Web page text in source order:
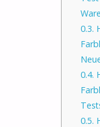
0.3.
0.4.
0.5.